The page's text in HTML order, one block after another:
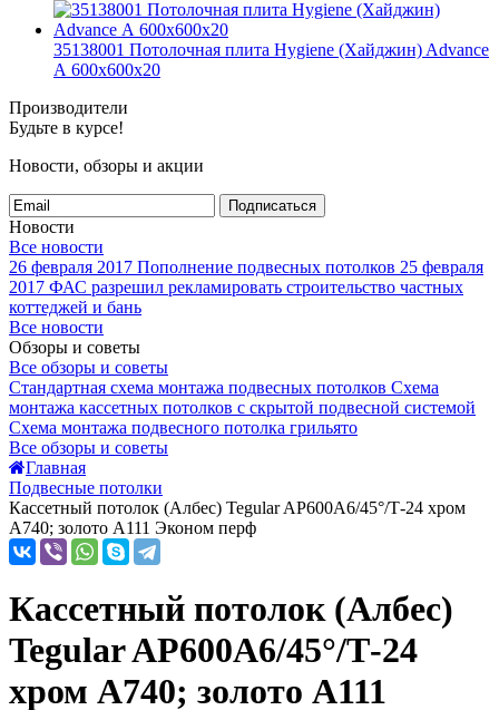
35138001 Потолочная плита Hygiene (Хайджин) Advance
А 600x600x20
Производители
Будьте в курсе!
Новости, обзоры и акции
Подписаться
Новости
Все новости
26 февраля 2017 Пополнение подвесных потолков 25 февраля
2017 ФАС разрешил рекламировать строительство частных
коттеджей и бань
Все новости
Обзоры и советы
Все обзоры и советы
Стандартная схема монтажа подвесных потолков Схема
монтажа кассетных потолков с скрытой подвесной системой
Схема монтажа подвесного потолка грильято
Все обзоры и советы
Главная
Подвесные потолки
Кассетный потолок (Албес) Tegular AP600A6/45°/Т-24 хром
А740; золото А111 Эконом перф
Кассетный потолок (Албес)
Tegular AP600A6/45°/Т-24
хром А740; золото А111